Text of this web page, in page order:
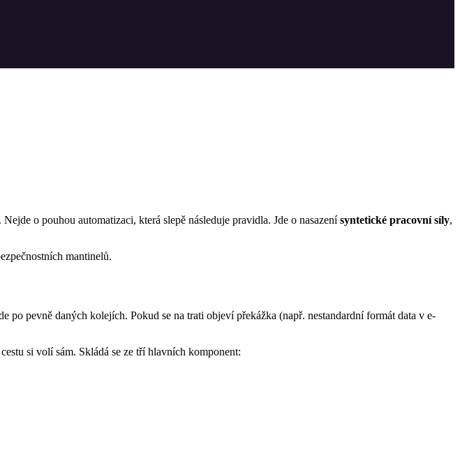
o pouhou automatizaci, která slepě následuje pravidla. Jde o nasazení syntetické pracovní síly,
mantinelů.
po pevně daných kolejích. Pokud se na trati objeví překážka (např. nestandardní formát data v e-
si volí sám. Skládá se ze tří hlavních komponent: